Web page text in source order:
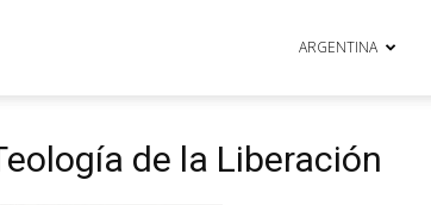
ARGENTINA
de la Liberación